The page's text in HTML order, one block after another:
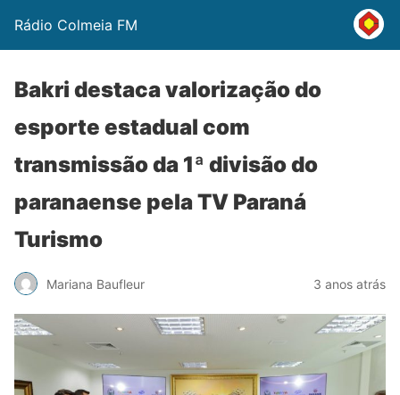
Rádio Colmeia FM
Bakri destaca valorização do
esporte estadual com
transmissão da 1ª divisão do
paranaense pela TV Paraná
Turismo
Mariana Baufleur 3 anos atrás